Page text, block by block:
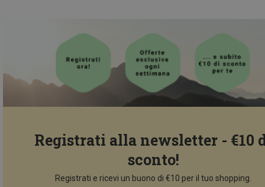
Registrati alla newsletter - €10
sconto!
Registrati e ricevi un buono di €10 per il tuo shopping.